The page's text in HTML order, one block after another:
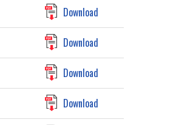
Download
Download
Download
Download